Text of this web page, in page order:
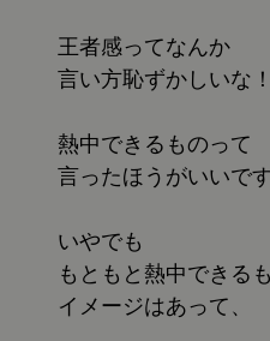
王者感ってなんか
言い方恥ずかしいな
熱中できるものって
言ったほうがいいで
いやでも
もともと熱中できる
イメージはあって、